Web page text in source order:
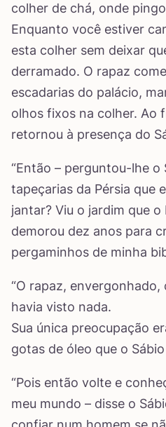
colher de chá, onde
Enquanto você estiver
esta colher sem deixar
derramado. O rapaz
escadarias do palácio,
olhos fixos na colher. Ao
retornou à presença do
“Então – perguntou-lhe o
tapeçarias da Pérsia que
jantar? Viu o jardim que
demorou dez anos para
pergaminhos de minha
“O rapaz, envergonhado,
havia visto nada.
Sua única preocupação
gotas de óleo que o
“Pois então volte e
meu mundo – disse o